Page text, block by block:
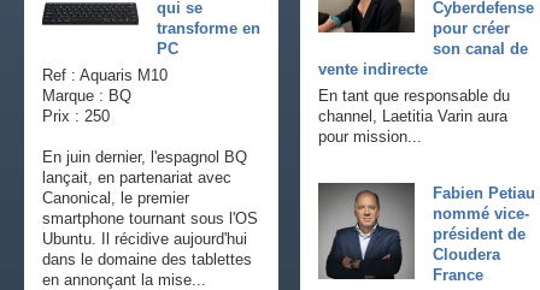
Cyberdefense
pour créer
son canal de
vente indirecte
En tant que responsable du
channel, Laetitia Varin aura
pour mission...
Fabien Petiau
nommé vice-
président de
Cloudera
France
qui se
transforme en
PC
Ref : Aquaris M10
Marque : BQ
Prix : 250
En juin dernier, l'espagnol BQ
lançait, en partenariat avec
Canonical, le premier
smartphone tournant sous l'OS
Ubuntu. Il récidive aujourd'hui
dans le domaine des tablettes
en annonçant la mise...